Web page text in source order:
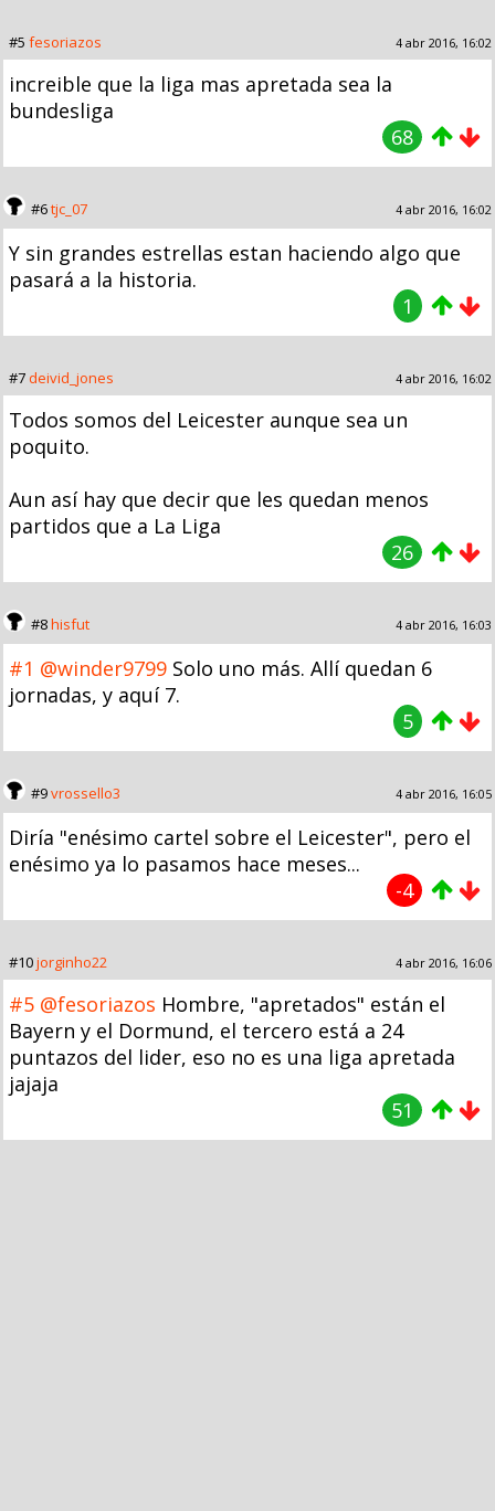
#5 fesoriazos 4 abr 2016, 16:02
increible que la liga mas apretada sea la
bundesliga
68
#6tjc_07 4 abr 2016, 16:02
Y sin grandes estrellas estan haciendo algo que
pasará a la historia.
1
#7deivid_jones 4 abr 2016, 16:02
Todos somos del Leicester aunque sea un
poquito.
Aun así hay que decir que les quedan menos
partidos que a La Liga
26
#8hisfut 4 abr 2016, 16:03
#1 @winder9799 Solo uno más. Allí quedan 6
jornadas, y aquí 7.
5
#9vrossello3 4 abr 2016, 16:05
Diría "enésimo cartel sobre el Leicester", pero el
enésimo ya lo pasamos hace meses...
-4
#10jorginho22 4 abr 2016, 16:06
#5 @fesoriazos Hombre, "apretados" están el
Bayern y el Dormund, el tercero está a 24
puntazos del lider, eso no es una liga apretada
jajaja
51